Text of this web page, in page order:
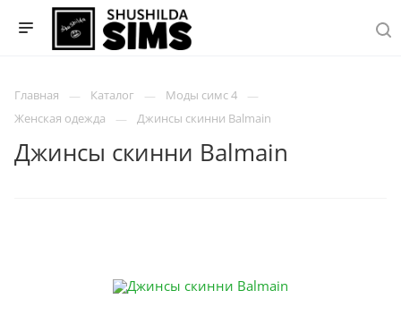
Главная Каталог
Моды симс 4
Женская одежда
Джинсы скинни Balmain
Джинсы скинни Balmain